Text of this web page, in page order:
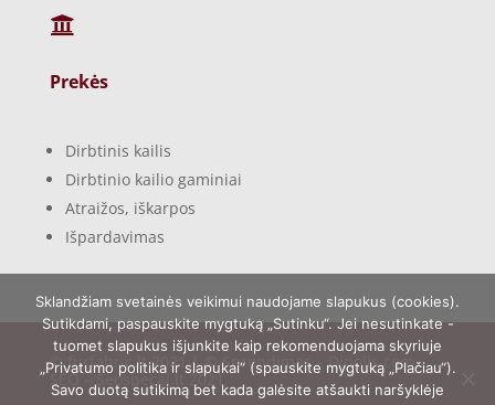

Prekės
Dirbtinis kailis
Dirbtinio kailio gaminiai
Atraižos, iškarpos
Išpardavimas
© furfabric.lt 2021 | © Sprendimas –Dipolis.com,
SEO –Seospecai.lt 2021
Sklandžiam svetainės veikimui naudojame slapukus (cookies).
Sutikdami, paspauskite mygtuką „Sutinku“. Jei nesutinkate -
tuomet slapukus išjunkite kaip rekomenduojama skyriuje
„Privatumo politika ir slapukai“ (spauskite mygtuką „Plačiau“).
Savo duotą sutikimą bet kada galėsite atšaukti naršyklėje